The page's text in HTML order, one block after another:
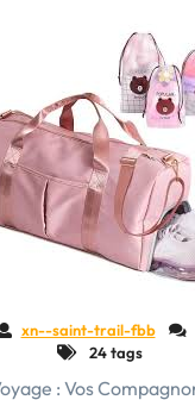
en
Toile,
xn--saint-trail-fbb
24 tags
: Vos